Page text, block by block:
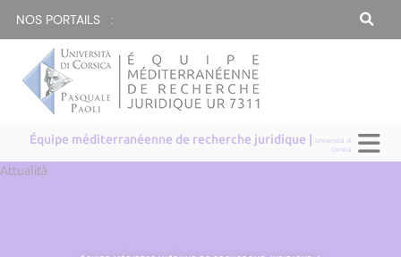
NOS PORTAILS :
Équipe méditerranéenne de recherche juridique |Università di
Corsica
Attualità